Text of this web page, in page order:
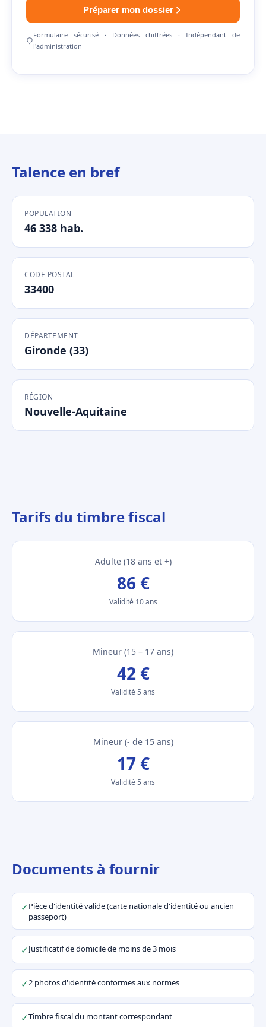
Préparer mon dossier
Formulaire sécurisé · Données chiffrées · Indépendant de
l'administration
Talence en bref
POPULATION
46 338 hab.
CODE POSTAL
33400
DÉPARTEMENT
Gironde (33)
RÉGION
Nouvelle-Aquitaine
Tarifs du timbre fiscal
Adulte (18 ans et +)
86 €
Validité 10 ans
Mineur (15 – 17 ans)
42 €
Validité 5 ans
Mineur (- de 15 ans)
17 €
Validité 5 ans
Documents à fournir
✓ Pièce d'identité valide (carte nationale d'identité ou ancien
passeport)
✓Justificatif de domicile de moins de 3 mois
✓2 photos d'identité conformes aux normes
✓Timbre fiscal du montant correspondant